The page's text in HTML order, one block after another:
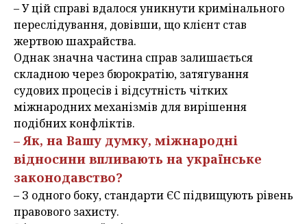
– У цій справі вдалося уникнути кримінального
переслідування, довівши, що клієнт став
жертвою шахрайства.
Однак значна частина справ залишається
складною через бюрократію, затягування
судових процесів і відсутність чітких
міжнародних механізмів для вирішення
подібних конфліктів.
– Як, на Вашу думку, міжнародні
відносини впливають на українське
законодавство?
– З одного боку, стандарти ЄС підвищують рівень
правового захисту.